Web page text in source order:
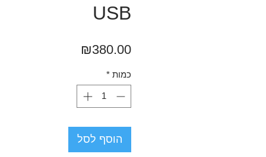
USB
₪380.00
כמות *
הוסף לסל